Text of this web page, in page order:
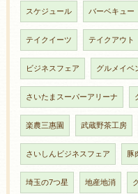
スケジュール バーベキュー
テイクイーツ テイクアウト
ビジネスフェア グルメイベ
さいたまスーパーアリーナ
楽農三惠園 武蔵野茶工房
さいしんビジネスフェア 豚
埼玉の7つ星 地産地消